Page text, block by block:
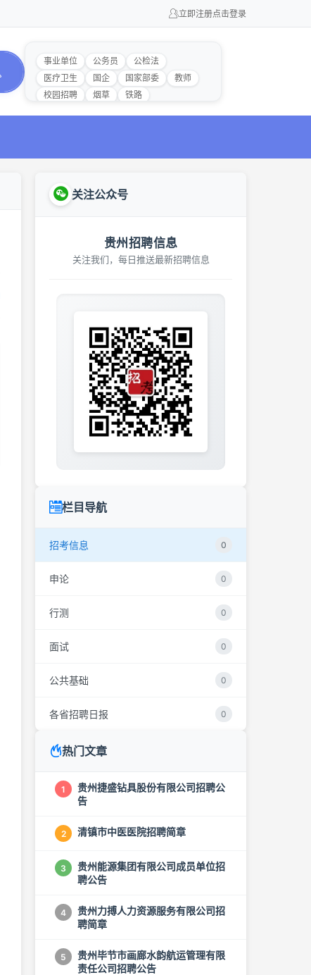
立即注册点击登录
事业单位 公务员
公检法
医疗卫生
国企 国家部委
教师
校园招聘
烟草 铁路
关注公众号
贵州招聘信息
关注我们，每日推送最新招聘信息
栏目导航
招考信息 0
申论 0
行测 0
面试 0
公共基础 0
各省招聘日报 0
热门文章
1
贵州捷盛钻具股份有限公司招聘公
告
2 清镇市中医医院招聘简章
3
贵州能源集团有限公司成员单位招
聘公告
4
贵州力搏人力资源服务有限公司招
聘简章
5
贵州毕节市画廊水韵航运管理有限
责任公司招聘公告